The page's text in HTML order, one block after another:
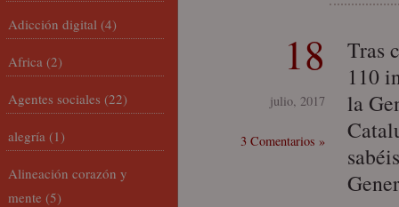
18
julio, 2017
3 Comentarios »
Tras
110
la
Adicción digital (4)
Africa (2)
Agentes sociales (22)
alegría (1)
Alineación corazón y
mente (5)